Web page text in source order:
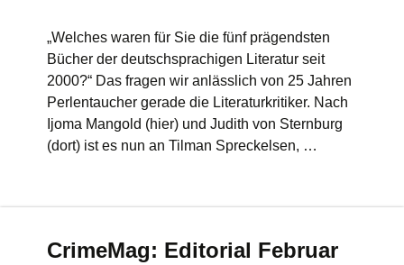
„Welches waren für Sie die fünf prägendsten
Bücher der deutschsprachigen Literatur seit
2000?“ Das fragen wir anlässlich von 25 Jahren
Perlentaucher gerade die Literaturkritiker. Nach
Ijoma Mangold (hier) und Judith von Sternburg
(dort) ist es nun an Tilman Spreckelsen, …
CrimeMag: Editorial Februar